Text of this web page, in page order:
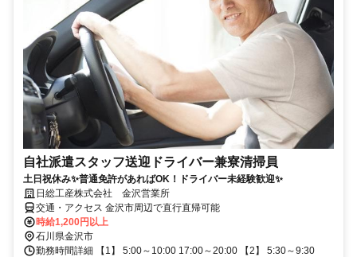
自社派遣スタッフ送迎ドライバー兼寮清掃員
土日祝休み✨普通免許があればOK！ドライバー未経験歓迎✨
日総工産株式会社 金沢営業所
交通・アクセス 金沢市周辺で直行直帰可能
時給1,200円以上
石川県金沢市
勤務時間詳細 【1】 5:00～10:00 17:00～20:00 【2】 5:30～9:30